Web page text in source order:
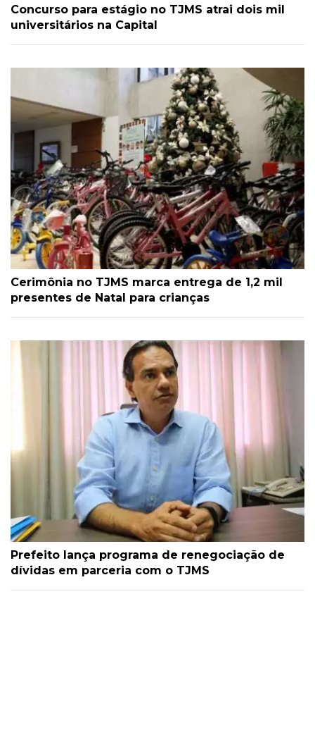
Concurso para estágio no TJMS atrai dois mil
universitários na Capital
Cerimônia no TJMS marca entrega de 1,2 mil
presentes de Natal para crianças
Prefeito lança programa de renegociação de
dívidas em parceria com o TJMS